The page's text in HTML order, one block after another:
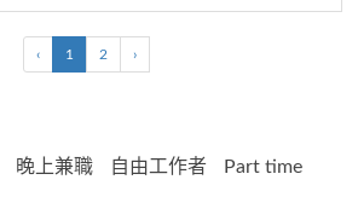
‹ 1 2 ›
晚上兼職 自由工作者 Part time